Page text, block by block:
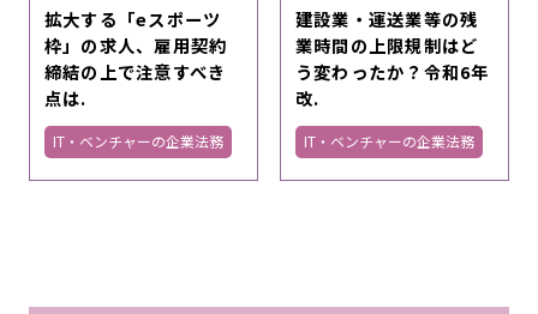
拡大する「eスポーツ
枠」の求人、雇用契約
締結の上で注意すべき
点は.
IT・ベンチャーの企業法務
建設業・運送業等の残
業時間の上限規制はど
う変わったか？令和6年
改.
IT・ベンチャーの企業法務